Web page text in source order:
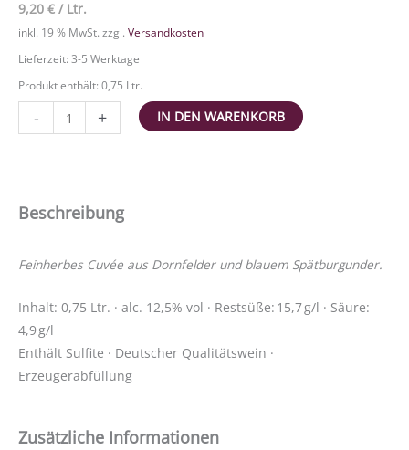
9,20 €/ Ltr.
inkl. 19 % MwSt. zzgl. Versandkosten
Lieferzeit: 3-5 Werktage
Produkt enthält: 0,75 Ltr.
-
N°2
+ IN DEN WARENKORB
Beschreibung
Feinherbes Cuvée aus Dornfelder und blauem Spätburgunder.
Inhalt: 0,75 Ltr. · alc. 12,5% vol · Restsüße: 15,7 g/l · Säure:
4,9 g/l
Enthält Sulfite · Deutscher Qualitätswein ·
Erzeugerabfüllung
Zusätzliche Informationen